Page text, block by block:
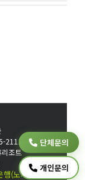
2111
조트
행(노재근)
단체문의
개인문의